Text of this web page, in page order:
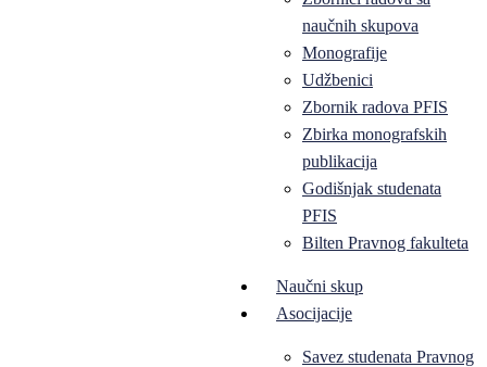
naučnih skupova
Monografije
Udžbenici
Zbornik radova PFIS
Zbirka monografskih
publikacija
Godišnjak studenata
PFIS
Bilten Pravnog fakulteta
Naučni skup
Asocijacije
Savez studenata Pravnog